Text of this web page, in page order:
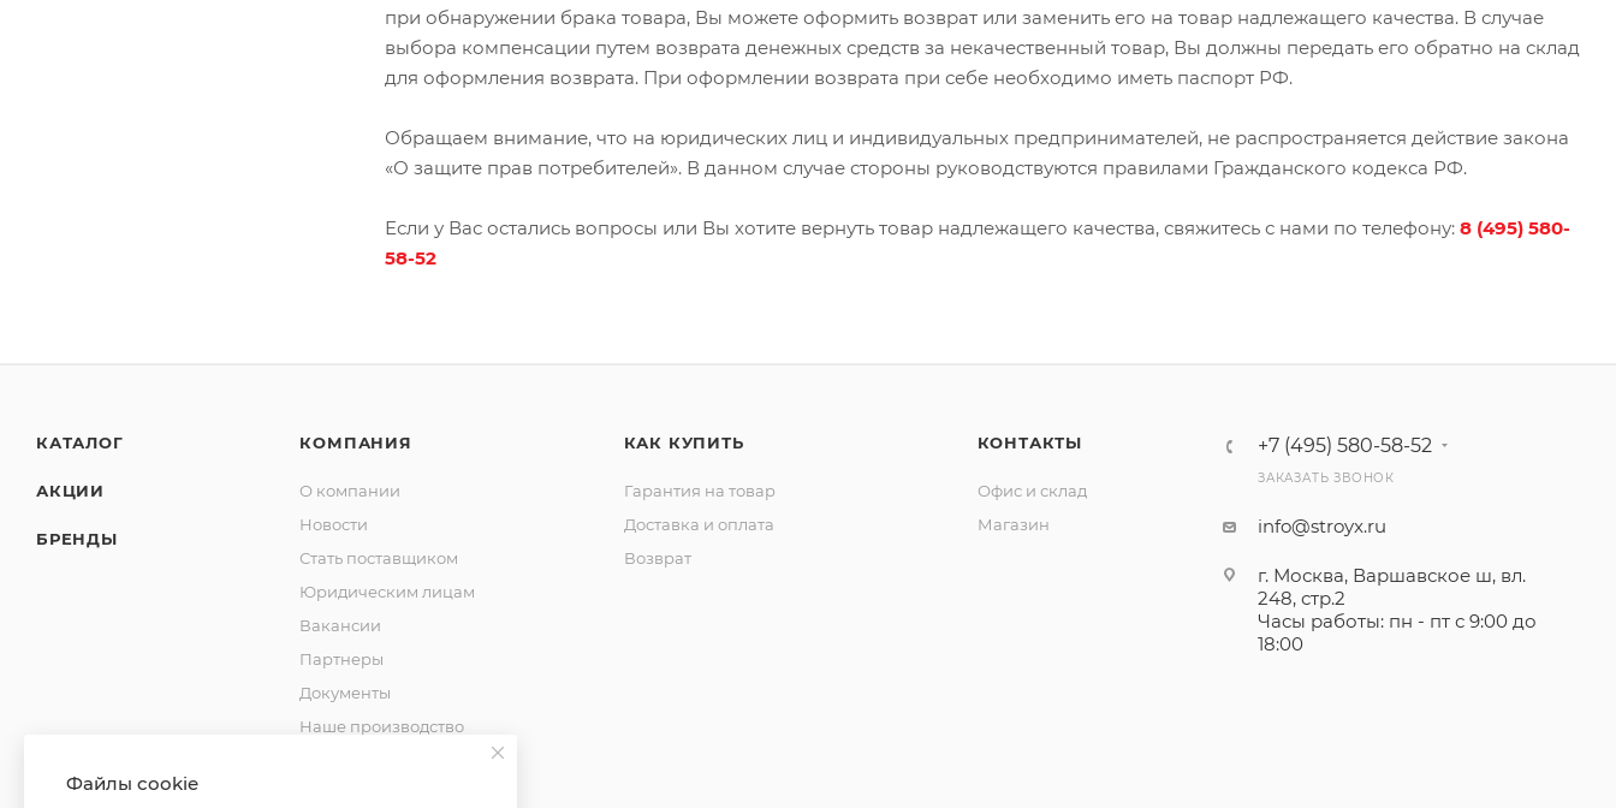
при обнаружении брака товара, Вы можете оформить возврат или заменить его на товар надлежащего качества. В случае
выбора компенсации путем возврата денежных средств за некачественный товар, Вы должны передать его обратно на склад
для оформления возврата. При оформлении возврата при себе необходимо иметь паспорт РФ.
Обращаем внимание, что на юридических лиц и индивидуальных предпринимателей, не распространяется действие закона
«О защите прав потребителей». В данном случае стороны руководствуются правилами Гражданского кодекса РФ.
Если у Вас остались вопросы или Вы хотите вернуть товар надлежащего качества, свяжитесь с нами по телефону: 8 (495) 580-
58-52
КАТАЛОГ
АКЦИИ
БРЕНДЫ
КОМПАНИЯ
О компании
Новости
Стать поставщиком
Юридическим лицам
Вакансии
Партнеры
Документы
Наше производство
КАК КУПИТЬ
Гарантия на товар
Доставка и оплата
Возврат
КОНТАКТЫ
Офис и склад
Магазин
+7 (495) 580-58-52
ЗАКАЗАТЬ ЗВОНОК
info@stroyx.ru
г. Москва, Варшавское ш, вл.
248, стр.2
Часы работы: пн - пт с 9:00 до
18:00
Файлы cookie